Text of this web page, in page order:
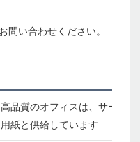
高品質のオフィスは、サーマ
用紙と供給しています